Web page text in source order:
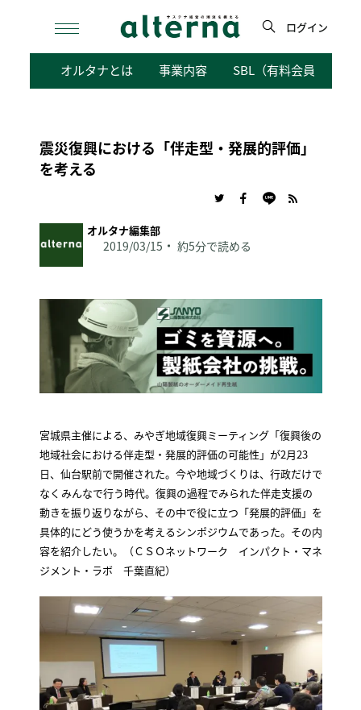
検
ログイン
オルタナとは 事業内容 SBL（有料会員向けサ
震災復興における「伴走型・発展的評価」
を考える
オルタナ編集部
2019/03/15 約5分で読める
宮城県主催による、みやぎ地域復興ミーティング「復興後の
地域社会における伴走型・発展的評価の可能性」が2月23
日、仙台駅前で開催された。今や地域づくりは、行政だけで
なくみんなで行う時代。復興の過程でみられた伴走支援の
動きを振り返りながら、その中で役に立つ「発展的評価」を
具体的にどう使うかを考えるシンポジウムであった。その内
容を紹介したい。（ＣＳＯネットワーク インパクト・マネ
ジメント・ラボ 千葉直紀）